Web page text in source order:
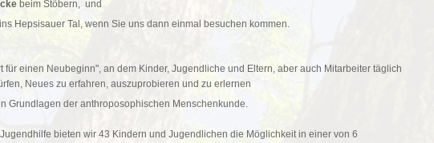
beim Stöbern, und
Hepsisauer Tal, wenn Sie uns dann einmal besuchen kommen.
für einen Neubeginn", an dem Kinder, Jugendliche und Eltern, aber auch Mitarbeiter täglich
Neues zu erfahren, auszuprobieren und zu erlernen
Grundlagen der anthroposophischen Menschenkunde.
bieten wir 43 Kindern und Jugendlichen die Möglichkeit in einer von 6